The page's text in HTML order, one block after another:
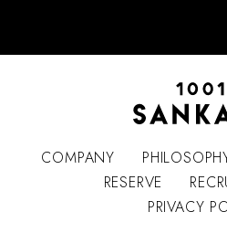
COMPANY
RESERVE
PRIVACY